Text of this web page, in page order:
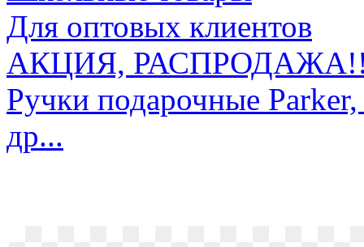
Для оптовых клиентов
АКЦИЯ,
Ручки подарочные
др...